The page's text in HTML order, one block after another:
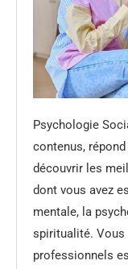
Psychologie
contenus,
découvrir les
dont vous avez
mentale, la
spiritualité. Vous
professionnels